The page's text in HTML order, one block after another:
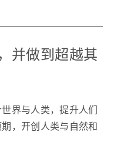
并做到超越其
界与人类，提升人们
，开创人类与自然和